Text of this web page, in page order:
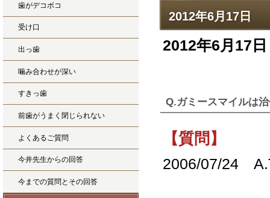
2012年6月17日
2012年6月17日
Q.ガミースマイルは
【質問】
2006/07/24
歯がデコボコ
受け口
出っ歯
噛み合わせが深い
すきっ歯
前歯がうまく閉じられない
よくあるご質問
今井先生からの回答
今までの質問とその回答